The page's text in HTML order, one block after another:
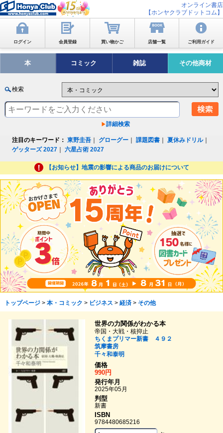
オンライン書店
【ホンヤクラブドットコム】
ログイン 会員登録 買い物かご 店舗一覧 ご利用ガイド
本 コミック 雑誌 その他商材
検索
詳細検索
注目のキーワード： 東野圭吾 グローグー ｜課題図書 ｜夏休みドリル｜
ゲッターズ 2027 ｜六星占術 2027
【お知らせ】地震の影響による商品のお届けについて
トップページ> 本・コミック > ビジネス > 経済> その他
世界の力関係がわかる本
帝国・大戦・核抑止
ちくまプリマー新書 ４９２
筑摩書房
千々和泰明
価格
990円
発行年月
2025年05月
判型
新書
ISBN
9784480685216